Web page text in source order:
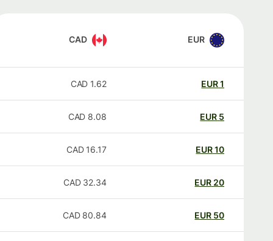
EUR
CAD
EUR
1.62
CAD
EUR
8.08
CAD
EUR
16.17
CAD
20
EUR
32.34
CAD
50
EUR
80.84
CAD